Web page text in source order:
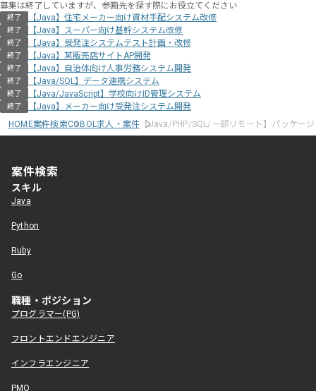
募集は終了していますが、参画先を探す際にお役立てください
終了 【Java】住宅メーカー向け資材⼿配システム改修
終了 【Java】スーパー向け基幹システム改修
終了 【Java】受発注システムテスト計画・改修
終了 【Java】某販売店サイトAP開発
終了 【Java】自治体向け人事労務システム開発
終了 【Java/SQL】データ連携システム
終了 【Java/JavaScript】学校向けID管理システム
終了
【Java】メーカー向け受発注システム開発
HOME案件検索COBOL求人・案件 【Java/PHP/SQL/一部リモート】パッケー
案件検索
スキル
Java
Python
Ruby
Go
職種・ポジション
プログラマー(PG)
フロントエンドエンジニア
インフラエンジニア
PMO